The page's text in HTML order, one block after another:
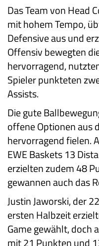
Das Team von Head
mit hohem Tempo,
Defensive aus und
Offensiv bewegten
hervorragend,
Spieler punkteten
Assists.
Die gute
offene Optionen aus
hervorragend fielen.
EWE Baskets 13
erzielten zudem 48
gewannen auch das
Justin Jaworski, der
ersten Halbzeit
Game gewählt, doch
mit 21 Punkten und